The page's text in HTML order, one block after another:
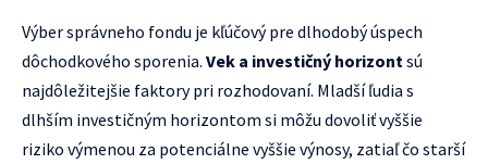
Výber správneho fondu je kľúčový pre dlhodobý úspech
dôchodkového sporenia. Vek a investičný horizont sú
najdôležitejšie faktory pri rozhodovaní. Mladší ľudia s
dlhším investičným horizontom si môžu dovoliť vyššie
riziko výmenou za potenciálne vyššie výnosy, zatiaľ čo starší